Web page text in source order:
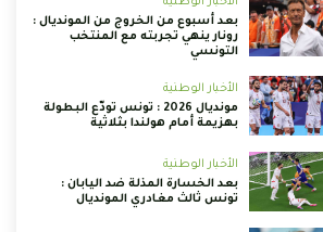
بعد أسبوع من الخروج من المونديال :
رونار ينهي تجربته مع المنتخب
التونسي
الأخبار الوطنية
مونديال 2026 : تونس تودّع البطولة
بهزيمة أمام هولندا بثلاثية
الأخبار الوطنية
بعد الخسارة المذلة ضد اليابان :
تونس ثالث مغادري المونديال